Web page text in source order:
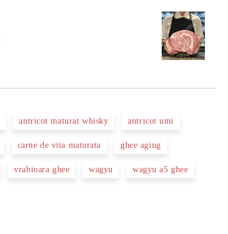
antricot maturat whisky antricot umi
carne de vita maturata ghee aging
vrabioara ghee wagyu wagyu a5 ghee